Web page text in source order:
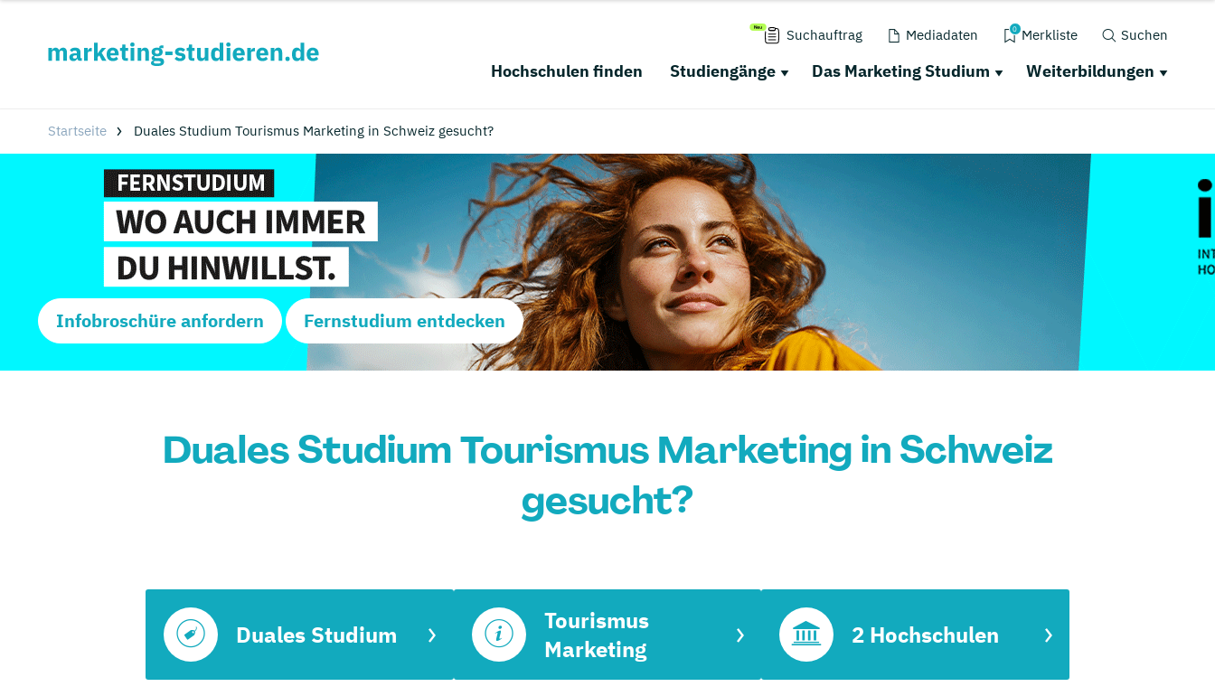
Suchauftrag Mediadaten 0 Merkliste Suchen
Hochschulen finden Studiengänge Das Marketing Studium Weiterbildungen
Startseite Duales Studium Tourismus Marketing in Schweiz gesucht?
Infobroschüre anfordern Fernstudium entdecken
Duales Studium Tourismus Marketing in Schweiz
gesucht?
Duales Studium
Tourismus
Marketing
2 Hochschulen